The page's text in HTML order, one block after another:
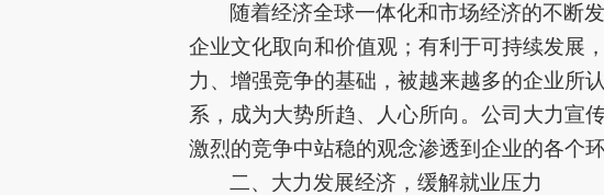
随着经济全球一体化和市场经济的不断
企业文化取向和价值观；有利于可持续发展
力、增强竞争的基础，被越来越多的企业所
系，成为大势所趋、人心所向。公司大力宣
激烈的竞争中站稳的观念渗透到企业的各个
二、大力发展经济，缓解就业压力